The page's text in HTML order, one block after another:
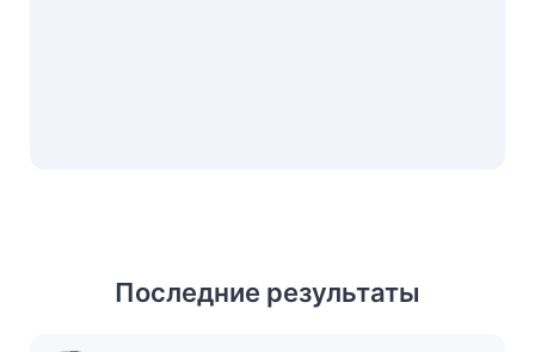
Последние результаты